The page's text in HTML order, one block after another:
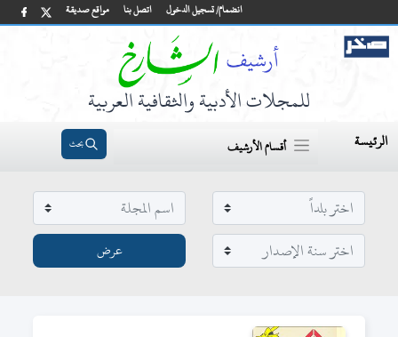
مواقع صديقة اتصل بنا انضمام/ تسجيل الدخول
للمجلات الأدبية والثقافية العربية
الرئيسة أقسام الأرشيف بحث